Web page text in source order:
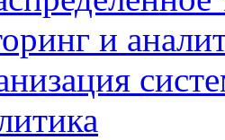
и